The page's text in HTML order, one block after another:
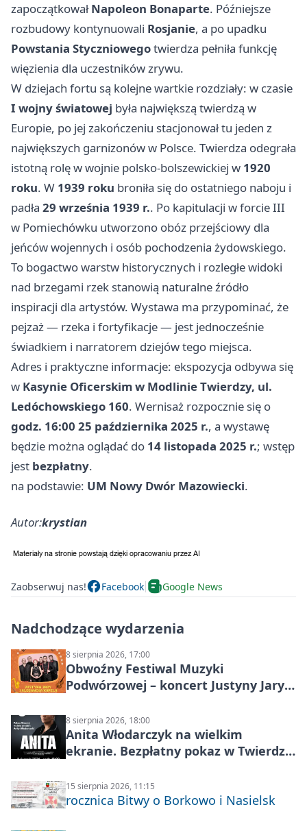
zapoczątkowałNapoleon Bonaparte. Późniejsze
rozbudowy kontynuowali Rosjanie, a po upadku
Powstania Styczniowegotwierdza pełniła funkcję
więzienia dla uczestników zrywu.
W dziejach fortu są kolejne wartkie rozdziały: w czasie
I wojny światowej była największą twierdzą w
Europie, po jej zakończeniu stacjonował tu jeden z
największych garnizonów w Polsce. Twierdza odegrała
istotną rolę w wojnie polsko-bolszewickiej w 1920
roku. W 1939 roku broniła się do ostatniego naboju i
padła 29 września 1939 r.. Po kapitulacji w forcie III
w Pomiechówku utworzono obóz przejściowy dla
jeńców wojennych i osób pochodzenia żydowskiego.
To bogactwo warstw historycznych i rozległe widoki
nad brzegami rzek stanowią naturalne źródło
inspiracji dla artystów. Wystawa ma przypominać, że
pejzaż — rzeka i fortyfikacje — jest jednocześnie
świadkiem i narratorem dziejów tego miejsca.
Adres i praktyczne informacje: ekspozycja odbywa się
w Kasynie Oficerskim w Modlinie Twierdzy, ul.
Ledóchowskiego 160. Wernisaż rozpocznie się o
godz. 16:00 25 października 2025 r., a wystawę
będzie można oglądać do 14 listopada 2025 r.; wstęp
jest bezpłatny.
na podstawie: UM Nowy Dwór Mazowiecki.
Autor:krystian
Zaobserwuj nas! Facebook Google News
Nadchodzące wydarzenia
8 sierpnia 2026, 17:00
Obwoźny Festiwal Muzyki
Podwórzowej – koncert Justyny Jary i
8 sierpnia 2026, 18:00
Anita Włodarczyk na wielkim
ekranie. Bezpłatny pokaz w Twierdzy
15 sierpnia 2026, 11:15
rocznica Bitwy o Borkowo i Nasielsk